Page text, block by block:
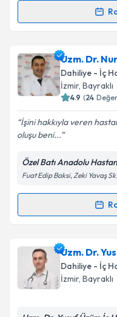
kapsamda
Randevu
Uzm. Dr. Hakan
oluşturun. Size bu
takvim
Kişisel
Metni'ni
kapsamda
Uzm. Dr.
Dahiliye - İç
İzmir, Bayraklı
4.9 (24
İşini hakkıyla veren
oluşu beni...
Özel Batı Anadolu
Fuat Edip Baksi, Zeki Yavaş
Randevu
Uzm. Dr. Nurettin
oluşturun. Size bu
takvim
Uzm. Dr.
Dahiliye - İç
İzmir, Bayraklı